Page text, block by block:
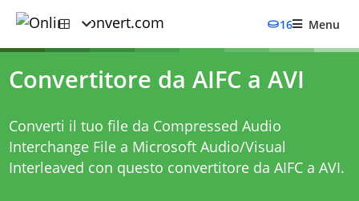
16 Menu
Convertitore da AIFC a AVI
Converti il tuo file da Compressed Audio
Interchange File a Microsoft Audio/Visual
Interleaved con questo convertitore da AIFC a AVI.